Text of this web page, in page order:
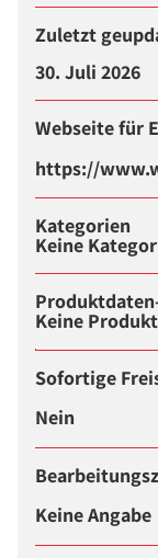
Zuletzt
30. Juli 2026
Webseite für
https://
Kategorien
Keine
Keine
Sofortige
Nein
Keine Angabe